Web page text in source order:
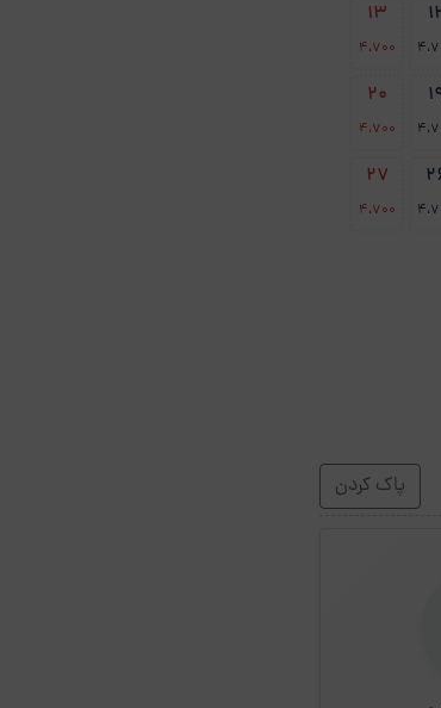
13
4،700
20
4،700
27
4،700
پاک کردن